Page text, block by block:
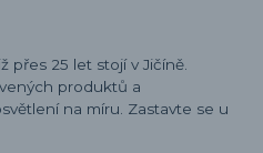
přes 25 let stojí v Jičíně.
produktů a
na míru. Zastavte se u